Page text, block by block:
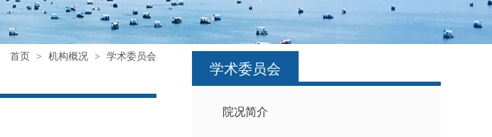
学术委员会
院况简介
首页 > 机构概况 > 学术委员会